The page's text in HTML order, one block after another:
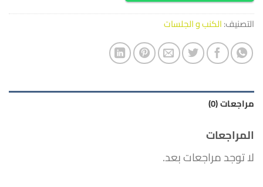
التصنيف:الكنب و الجلسات
مراجعات (0)
المراجعات
لا توجد مراجعات بعد.